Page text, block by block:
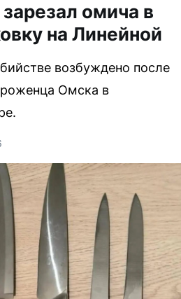
омича в
на Линейной
возбуждено после
Омска в